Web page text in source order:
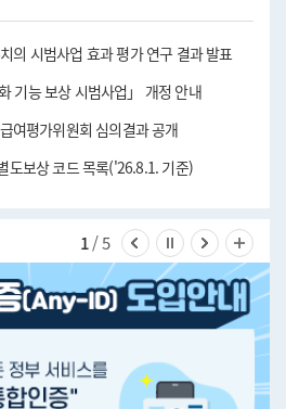
의 시범사업 효과 평가 연구 결과 발표
기능 보상 시범사업」 개정 안내
여평가위원회 심의결과 공개
도보상 코드 목록('26.8.1. 기준)
1/ 5 이전 슬라이드 보기
슬라이드 멈춤
다음 슬
전